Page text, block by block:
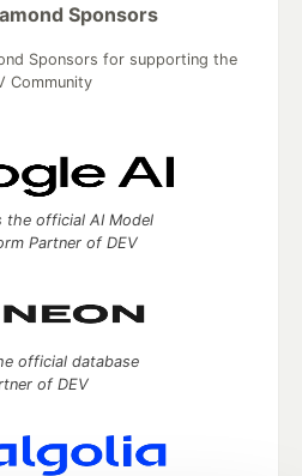
Sponsors
Sponsors for supporting the
Community
the official AI Model
Partner of DEV
official database
of DEV